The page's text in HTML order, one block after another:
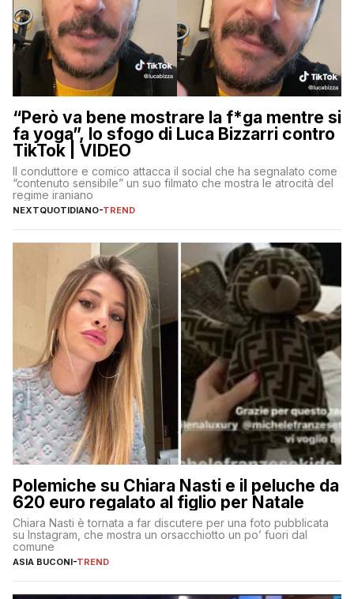
“Però va bene mostrare la f*ga mentre si
fa yoga”, lo sfogo di Luca Bizzarri contro
TikTok | VIDEO
Il conduttore e comico attacca il social che ha segnalato come
“contenuto sensibile” un suo filmato che mostra le atrocità del
regime iraniano
NEXTQUOTIDIANO-TREND
Polemiche su Chiara Nasti e il peluche da
620 euro regalato al figlio per Natale
Chiara Nasti è tornata a far discutere per una foto pubblicata
su Instagram, che mostra un orsacchiotto un po’ fuori dal
comune
ASIA BUCONI-TREND